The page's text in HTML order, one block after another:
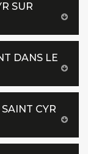
SUR
DANS LE
CYR